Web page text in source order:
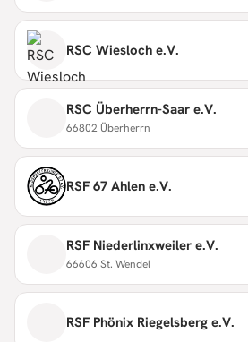
RSC Wiesloch e.V.
RSC Überherrn-Saar e.V.
66802 Überherrn
RSF 67 Ahlen e.V.
RSF Niederlinxweiler e.V.
66606 St. Wendel
RSF Phönix Riegelsberg e.V.